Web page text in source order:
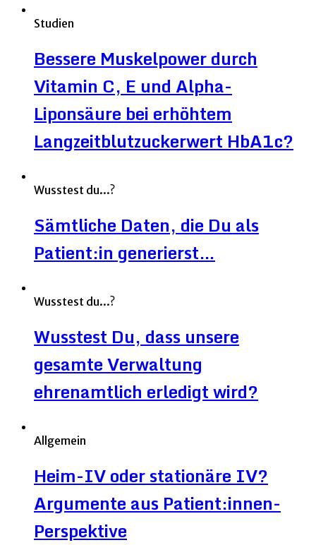
Studien
Bessere Muskelpower durch
Vitamin C, E und Alpha-
Liponsäure bei erhöhtem
Langzeitblutzuckerwert HbA1c?
Wusstest du...?
Sämtliche Daten, die Du als
Patient:in generierst…
Wusstest du...?
Wusstest Du, dass unsere
gesamte Verwaltung
ehrenamtlich erledigt wird?
Allgemein
Heim-IV oder stationäre IV?
Argumente aus Patient:innen-
Perspektive